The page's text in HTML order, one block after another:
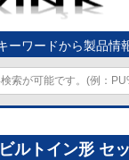
ーワードから製品情
ルトイン形 セ